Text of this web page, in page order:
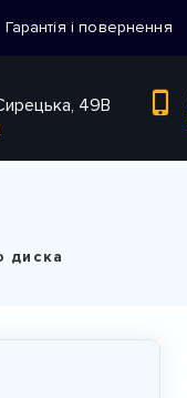
Гарантія і повернення
49В
диска